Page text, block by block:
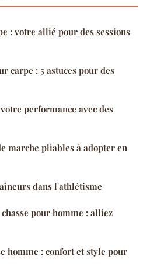
: votre allié pour des sessions
carpe : 5 astuces pour des
performance avec des
marche pliables à adopter en
dans l'athlétisme
pour homme : alliez
homme : confort et style pour